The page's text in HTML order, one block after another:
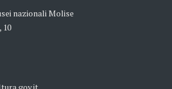
nazionali Molise
10